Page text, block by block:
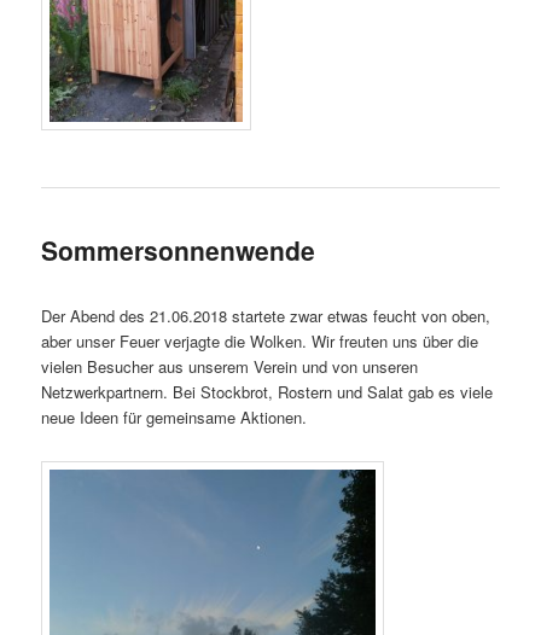
Sommersonnenwende
Der Abend des 21.06.2018 startete zwar etwas feucht von oben,
aber unser Feuer verjagte die Wolken. Wir freuten uns über die
vielen Besucher aus unserem Verein und von unseren
Netzwerkpartnern. Bei Stockbrot, Rostern und Salat gab es viele
neue Ideen für gemeinsame Aktionen.